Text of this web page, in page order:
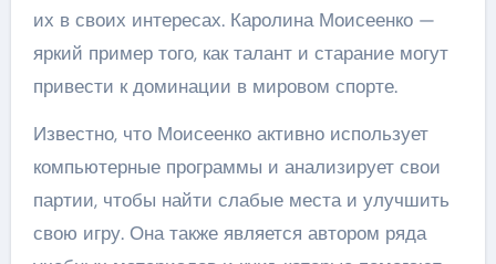
их в своих интересах. Каролина Моисеенко —
яркий пример того, как талант и старание могут
привести к доминации в мировом спорте.
Известно, что Моисеенко активно использует
компьютерные программы и анализирует свои
партии, чтобы найти слабые места и улучшить
свою игру. Она также является автором ряда